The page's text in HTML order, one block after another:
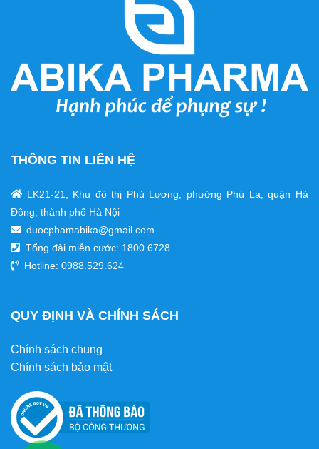
THÔNG TIN LIÊN HỆ
LK21-21, Khu đô thị Phú Lương, phường Phú La, quận Hà
Đông, thành phố Hà Nội
duocphamabika@gmail.com
Tổng đài miễn cước: 1800.6728
Hotline: 0988.529.624
QUY ĐỊNH VÀ CHÍNH SÁCH
Chính sách chung
Chính sách bảo mật